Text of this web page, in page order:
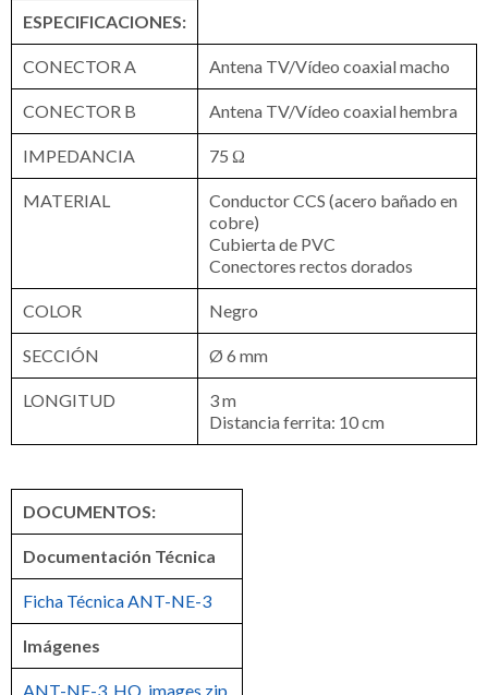
ESPECIFICACIONES:
CONECTOR A Antena TV/Vídeo coaxial macho
CONECTOR B Antena TV/Vídeo coaxial hembra
IMPEDANCIA 75 Ω
MATERIAL
Conductor CCS (acero bañado en
cobre)
Cubierta de PVC
Conectores rectos dorados
COLOR Negro
SECCIÓN Ø 6 mm
LONGITUD
3 m
Distancia ferrita: 10 cm
DOCUMENTOS:
Documentación Técnica
Ficha Técnica ANT-NE-3
Imágenes
ANT-NE-3_HQ_images.zip